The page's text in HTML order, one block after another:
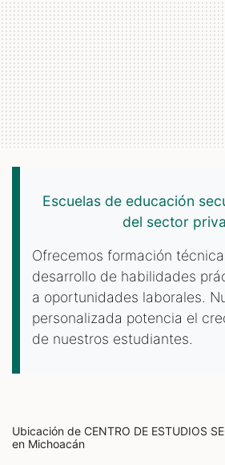
Escuelas de educación
del sector
Ofrecemos formación
desarrollo de habilidades
a oportunidades laborales.
personalizada potencia el
de nuestros estudiantes.
Ubicación de CENTRO DE ESTUDIOS
en Michoacán